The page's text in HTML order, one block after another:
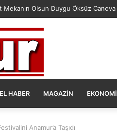
Mekanın Olsun Duygu Öksüz Canova
HABER MAGAZIN EKONOMI
Anamur’a Taşıdı